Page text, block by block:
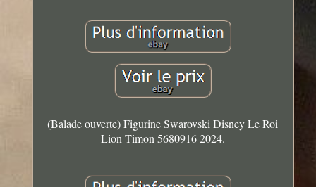
(Balade ouverte) Figurine Swarovski Disney Le Roi
Lion Timon 5680916 2024.